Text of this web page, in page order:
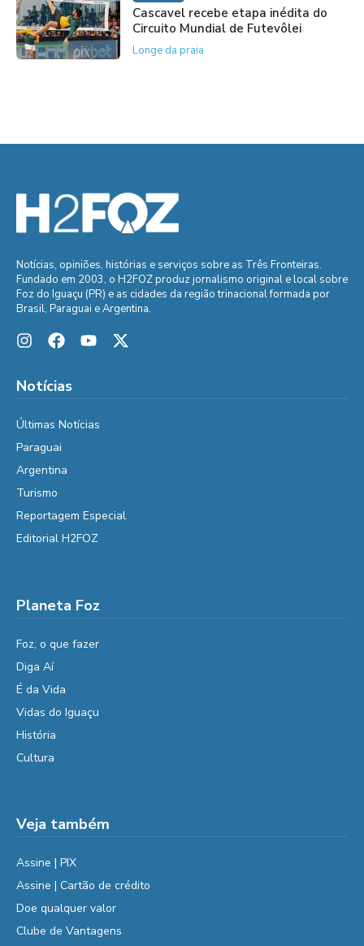
Cascavel recebe etapa inédita do
Circuito Mundial de Futevôlei
Longe da praia
Notícias, opiniões, histórias e serviços sobre as Três Fronteiras.
Fundado em 2003, o H2FOZ produz jornalismo original e local sobre
Foz do Iguaçu (PR) e as cidades da região trinacional formada por
Brasil, Paraguai e Argentina.
Notícias
Últimas Notícias
Paraguai
Argentina
Turismo
Reportagem Especial
Editorial H2FOZ
Planeta Foz
Foz, o que fazer
Diga Aí
É da Vida
Vidas do Iguaçu
História
Cultura
Veja também
Assine | PIX
Assine | Cartão de crédito
Doe qualquer valor
Clube de Vantagens